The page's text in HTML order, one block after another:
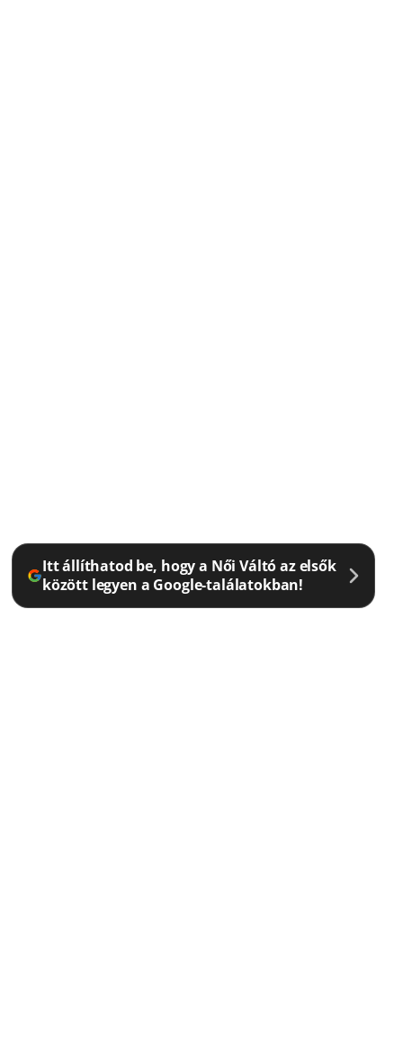
Itt állíthatod be, hogy a Női Váltó az elsők
között legyen a Google-találatokban!